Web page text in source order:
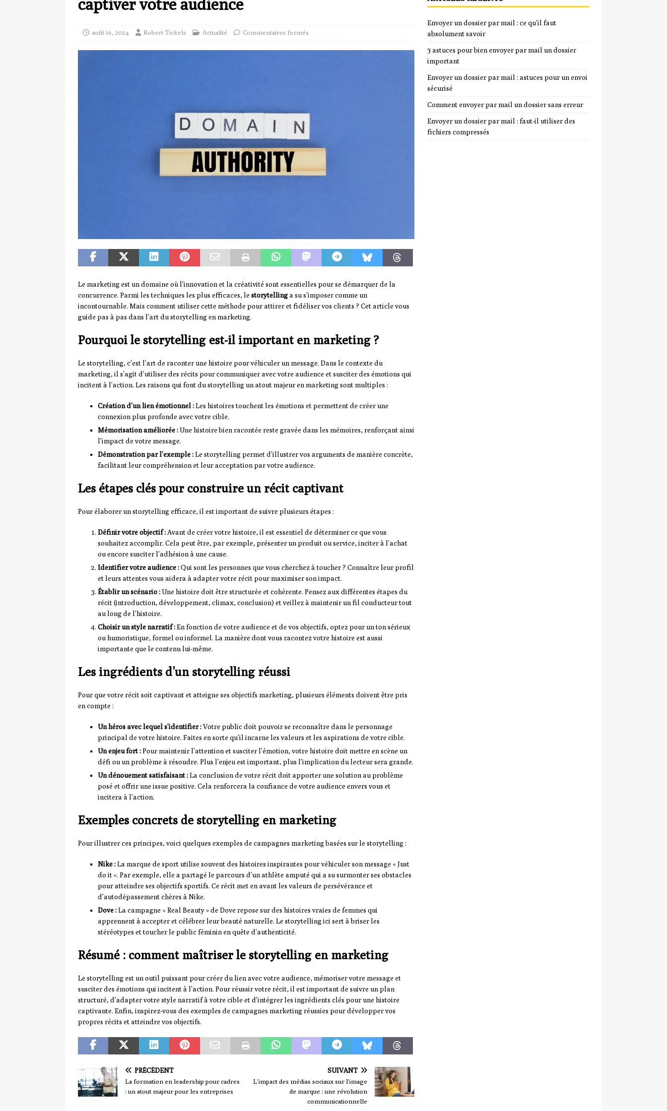
captiver votre audience
août 16, 2024 Robert Tickels Actualité Commentaires fermés
Le marketing est un domaine où l’innovation et la créativité sont essentielles pour se démarquer de la
concurrence. Parmi les techniques les plus efficaces, le storytellinga su s’imposer comme un
incontournable. Mais comment utiliser cette méthode pour attirer et fidéliser vos clients ? Cet article vous
guide pas à pas dans l’art du storytelling en marketing.
Pourquoi le storytelling est-il important en marketing ?
Le storytelling, c’est l’art de raconter une histoire pour véhiculer un message. Dans le contexte du
marketing, il s’agit d’utiliser des récits pour communiquer avec votre audience et susciter des émotions qui
incitent à l’action. Les raisons qui font du storytelling un atout majeur en marketing sont multiples :
Création d’un lien émotionnel :Les histoires touchent les émotions et permettent de créer une
connexion plus profonde avec votre cible.
Mémorisation améliorée :Une histoire bien racontée reste gravée dans les mémoires, renforçant ainsi
l’impact de votre message.
Démonstration par l’exemple :Le storytelling permet d’illustrer vos arguments de manière concrète,
facilitant leur compréhension et leur acceptation par votre audience.
Les étapes clés pour construire un récit captivant
Pour élaborer un storytelling efficace, il est important de suivre plusieurs étapes :
Définir votre objectif : Avant de créer votre histoire, il est essentiel de déterminer ce que vous
souhaitez accomplir. Cela peut être, par exemple, présenter un produit ou service, inciter à l’achat
ou encore susciter l’adhésion à une cause.
Identifier votre audience :Qui sont les personnes que vous cherchez à toucher ? Connaître leur profil
et leurs attentes vous aidera à adapter votre récit pour maximiser son impact.
Établir un scénario :Une histoire doit être structurée et cohérente. Pensez aux différentes étapes du
récit (introduction, développement, climax, conclusion) et veillez à maintenir un fil conducteur tout
au long de l’histoire.
Choisir un style narratif :En fonction de votre audience et de vos objectifs, optez pour un ton sérieux
ou humoristique, formel ou informel. La manière dont vous racontez votre histoire est aussi
importante que le contenu lui-même.
Les ingrédients d’un storytelling réussi
Pour que votre récit soit captivant et atteigne ses objectifs marketing, plusieurs éléments doivent être pris
en compte :
Un héros avec lequel s’identifier :Votre public doit pouvoir se reconnaître dans le personnage
principal de votre histoire. Faites en sorte qu’il incarne les valeurs et les aspirations de votre cible.
Un enjeu fort :Pour maintenir l’attention et susciter l’émotion, votre histoire doit mettre en scène un
défi ou un problème à résoudre. Plus l’enjeu est important, plus l’implication du lecteur sera grande.
Un dénouement satisfaisant :La conclusion de votre récit doit apporter une solution au problème
posé et offrir une issue positive. Cela renforcera la confiance de votre audience envers vous et
incitera à l’action.
Exemples concrets de storytelling en marketing
Pour illustrer ces principes, voici quelques exemples de campagnes marketing basées sur le storytelling :
Nike :La marque de sport utilise souvent des histoires inspirantes pour véhiculer son message « Just
do it ». Par exemple, elle a partagé le parcours d’un athlète amputé qui a su surmonter ses obstacles
pour atteindre ses objectifs sportifs. Ce récit met en avant les valeurs de persévérance et
d’autodépassement chères à Nike.
Dove :La campagne « Real Beauty » de Dove repose sur des histoires vraies de femmes qui
apprennent à accepter et célébrer leur beauté naturelle. Le storytelling ici sert à briser les
stéréotypes et toucher le public féminin en quête d’authenticité.
Résumé : comment maîtriser le storytelling en marketing
Le storytelling est un outil puissant pour créer du lien avec votre audience, mémoriser votre message et
susciter des émotions qui incitent à l’action. Pour réussir votre récit, il est important de suivre un plan
structuré, d’adapter votre style narratif à votre cible et d’intégrer les ingrédients clés pour une histoire
captivante. Enfin, inspirez-vous des exemples de campagnes marketing réussies pour développer vos
propres récits et atteindre vos objectifs.
PRÉCÉDENT
La formation en leadership pour cadres
: un atout majeur pour les entreprises
SUIVANT
L’impact des médias sociaux sur l’image
de marque : une révolution
communicationnelle
Envoyer un dossier par mail : ce qu’il faut
absolument savoir
3 astuces pour bien envoyer par mail un dossier
important
Envoyer un dossier par mail : astuces pour un envoi
sécurisé
Comment envoyer par mail un dossier sans erreur
Envoyer un dossier par mail : faut-il utiliser des
fichiers compressés